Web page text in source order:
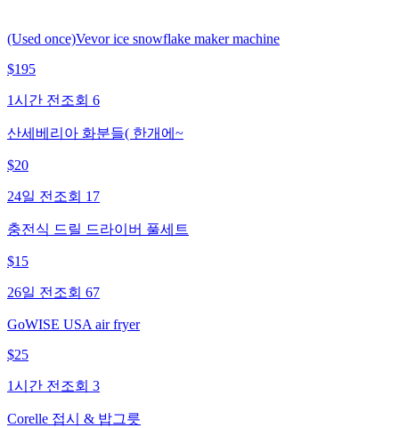
(Used once)Vevor ice snowflake maker machine
$195
1시간 전 조회 6
산세베리아 화분들( 한개에~
$20
24일 전 조회 17
충전식 드릴 드라이버 풀세트
$15
26일 전 조회 67
GoWISE USA air fryer
$25
1시간 전 조회 3
Corelle 접시 & 밥그릇